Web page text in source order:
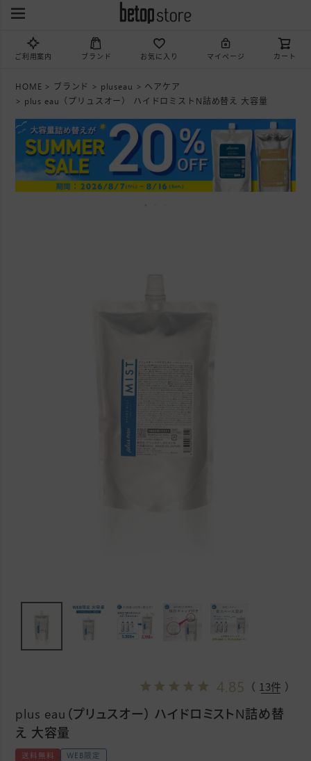
ご利用案内 ブランド お気に入り マイページ カート
HOME ブランド pluseau
ヘアケア
plus eau（プリュスオー） ハイドロミストN詰め替え 大容量
4.85 （ 13件 ）
plus eau（プリュスオー） ハイドロミストN詰め替
え 大容量
送料無料 WEB限定